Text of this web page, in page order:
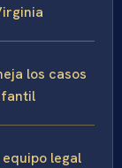
los casos
equipo legal